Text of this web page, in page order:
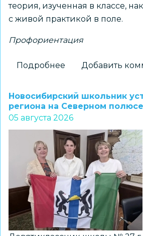
теория, изученная в классе,
с живой практикой в поле.
Профориентация
Подробнее
«Перекрёстках
эпох»:
как
школьники
Новосибирска
получили
возможность
прикоснуться
к
древней
истории
Добавить
Новосибирский школьник
региона на Северном полюсе
05 августа 2026